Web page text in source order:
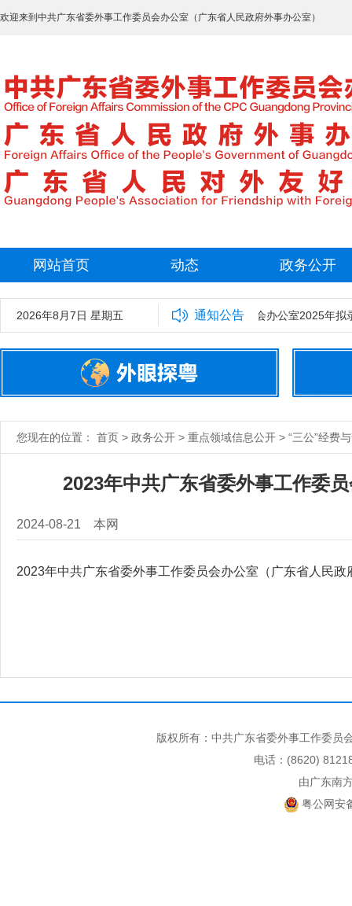
欢迎来到中共广东省委外事工作委员会办公室（广东省人民政府外事办公室）
网站首页 动态 政务公开
2026年8月7日 星期五 通知公告
中共广东省委外事工作委员会办公室2025年拟
您现在的位置： 首页 > 政务公开 > 重点领域信息公开 > “三公”经费
2023年中共广东省委外事工作委
2024-08-21 本网
2023年中共广东省委外事工作委员会办公室（广东省人民
版权所有：中共广东省委外事工作委
电话：(8620)
由广东南
粤公网安